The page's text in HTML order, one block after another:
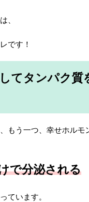
、
です！
てタンパク質
もう一つ、幸せホルモ
で分泌される
ています。